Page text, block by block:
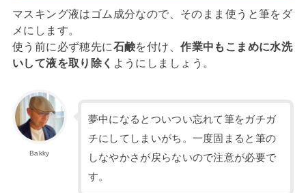
マスキング液はゴム成分なので、そのまま使うと筆をダ
メにします。
使う前に必ず穂先に石鹸を付け、作業中もこまめに水洗
いして液を取り除く ようにしましょう。
Bakky
夢中になるとついつい忘れて筆をガチガ
チにしてしまいがち。一度固まると筆の
しなやかさが戻らないので注意が必要で
す。